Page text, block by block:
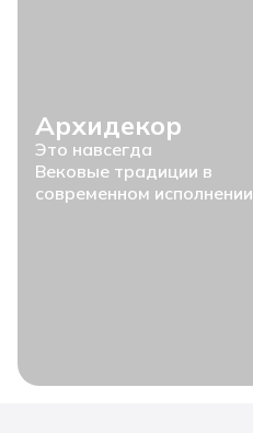
Архидекор
Это навсегда
Вековые традиции в
современном исполнении